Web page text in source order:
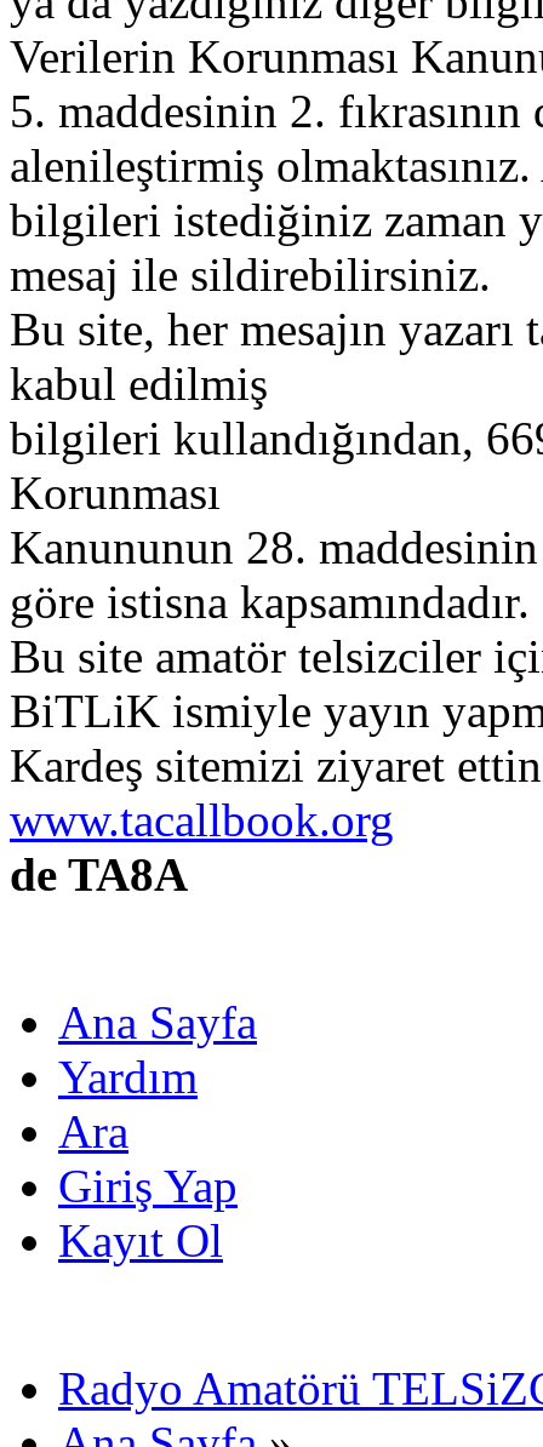
Verilerin Korunması
5. maddesinin 2.
alenileştirmiş
bilgileri istediğiniz zaman
mesaj ile sildirebilirsiniz.
Bu site, her mesajın
kabul edilmiş
bilgileri kullandığından,
Korunması
Kanununun 28. maddesinin
göre istisna kapsamındadır.
Bu site amatör telsizciler
BiTLiK ismiyle yayın
Kardeş sitemizi ziyaret
www.tacallbook.org
de TA8A
Ana Sayfa
Yardım
Ara
Giriş Yap
Kayıt Ol
Radyo Amatörü